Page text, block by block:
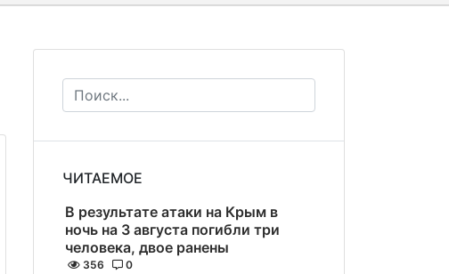
ЧИТАЕМОЕ
В результате атаки на Крым в
ночь на 3 августа погибли три
человека, двое ранены
356 0